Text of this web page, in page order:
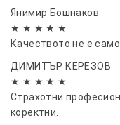
2400 Lm
Power Factor 0.65PF
ESD Sensitivity
Ефективност>
Color Rendering
Янимир Бошнаков
★ ★ ★ ★ ★
Качеството не е
ДИМИТЪР КЕРЕЗОВ
★ ★ ★ ★ ★
Страхотни
коректни.